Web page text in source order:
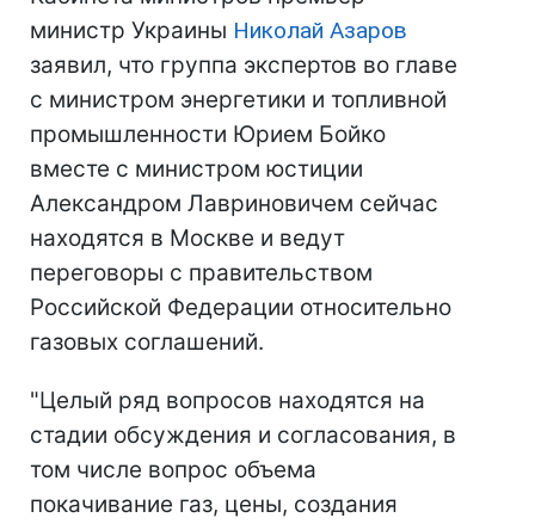
министр Украины Николай Азаров
заявил, что группа экспертов во главе
с министром энергетики и топливной
промышленности Юрием Бойко
вместе с министром юстиции
Александром Лавриновичем сейчас
находятся в Москве и ведут
переговоры с правительством
Российской Федерации относительно
газовых соглашений.
"Целый ряд вопросов находятся на
стадии обсуждения и согласования, в
том числе вопрос объема
покачивание газ, цены, создания